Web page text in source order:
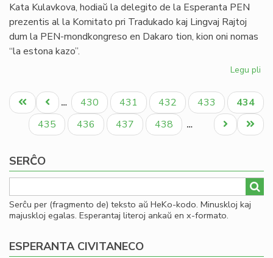
Kata Kulavkova, hodiaŭ la delegito de la Esperanta PEN
prezentis al la Komitato pri Tradukado kaj Lingvaj Rajtoj
dum la PEN-mondkongreso en Dakaro tion, kion oni nomas
“la estona kazo”.
Legu pli
en
la
Pagination
Unua
paĝo
Antaŭa
paĝo
… Paĝo
430 Paĝo
431 Paĝo
432 Paĝo
433
Aktuala
paĝo
434
Paĝo
435 Paĝo
436 Paĝo
437 Paĝo
438 …
Last
page
Next
page
SERĈO
Serĉu per (fragmento de) teksto aŭ HeKo-kodo. Minuskloj kaj
majuskloj egalas. Esperantaj literoj ankaŭ en x-formato.
ESPERANTA CIVITANECO